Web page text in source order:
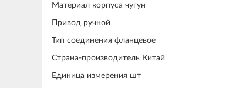
Материал корпуса чугун
Привод ручной
Тип соединения фланцевое
Страна-производитель Китай
Единица измерения шт